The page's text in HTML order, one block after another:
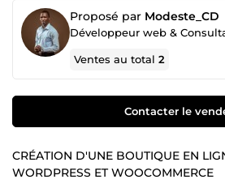
Proposé par Modeste_CD
Développeur web &
Ventes au total2
Contacter le
CRÉATION D'UNE BOUTIQUE EN
WORDPRESS ET WOOCOMMERCE